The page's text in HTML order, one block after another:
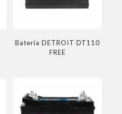
Batería DETROIT DT110
FREE